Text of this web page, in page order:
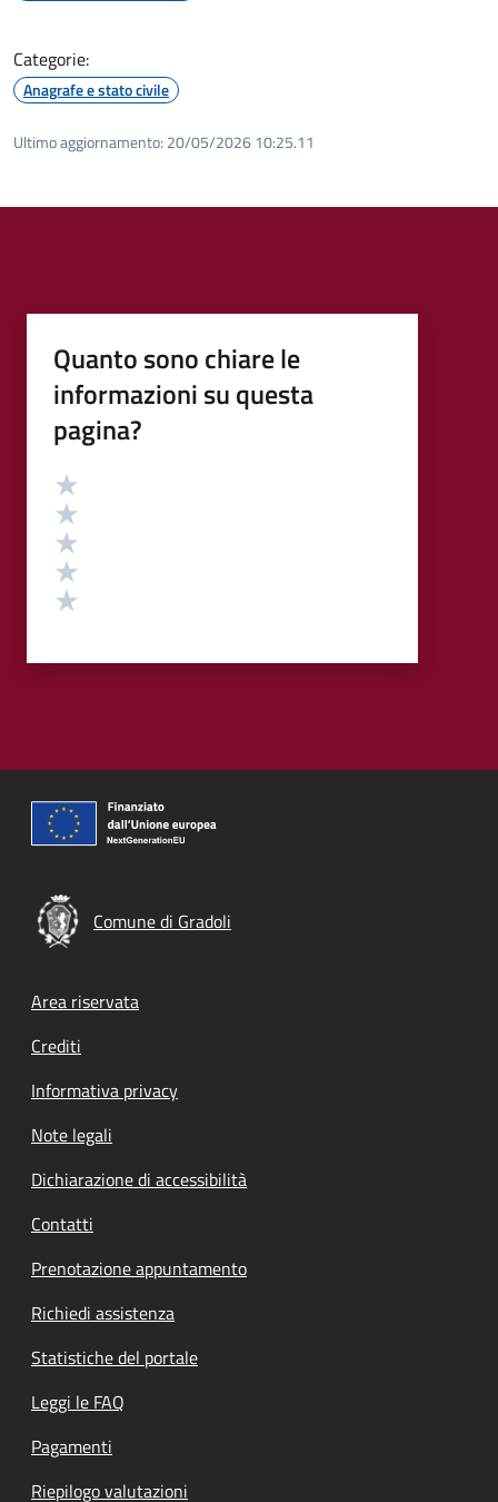
Categorie:
Anagrafe e stato civile
Ultimo aggiornamento: 20/05/2026 10:25.11
Quanto sono chiare le
informazioni su questa
pagina?
Valutazione
Comune di Gradoli
Footer menu
Area riservata
Crediti
Informativa privacy
Note legali
Dichiarazione di accessibilità
Contatti
Prenotazione appuntamento
Richiedi assistenza
Statistiche del portale
Leggi le FAQ
Pagamenti
Riepilogo valutazioni